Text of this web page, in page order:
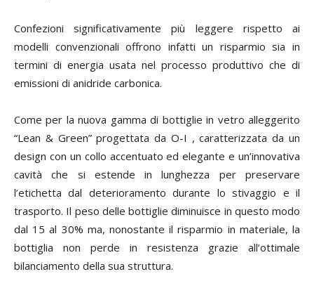
Confezioni significativamente più leggere rispetto ai
modelli convenzionali offrono infatti un risparmio sia in
termini di energia usata nel processo produttivo che di
emissioni di anidride carbonica.
Come per la nuova gamma di bottiglie in vetro alleggerito
“Lean & Green” progettata da O-I , caratterizzata da un
design con un collo accentuato ed elegante e un’innovativa
cavità che si estende in lunghezza per preservare
l’etichetta dal deterioramento durante lo stivaggio e il
trasporto. Il peso delle bottiglie diminuisce in questo modo
dal 15 al 30% ma, nonostante il risparmio in materiale, la
bottiglia non perde in resistenza grazie all’ottimale
bilanciamento della sua struttura.